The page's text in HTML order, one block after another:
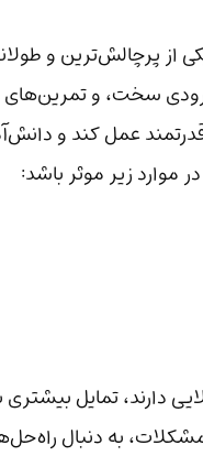
از پرچالش‌ترین و
سخت، و
عمل کند و
موارد زیر موثر باشد:
دارند، تمایل
به دنبال